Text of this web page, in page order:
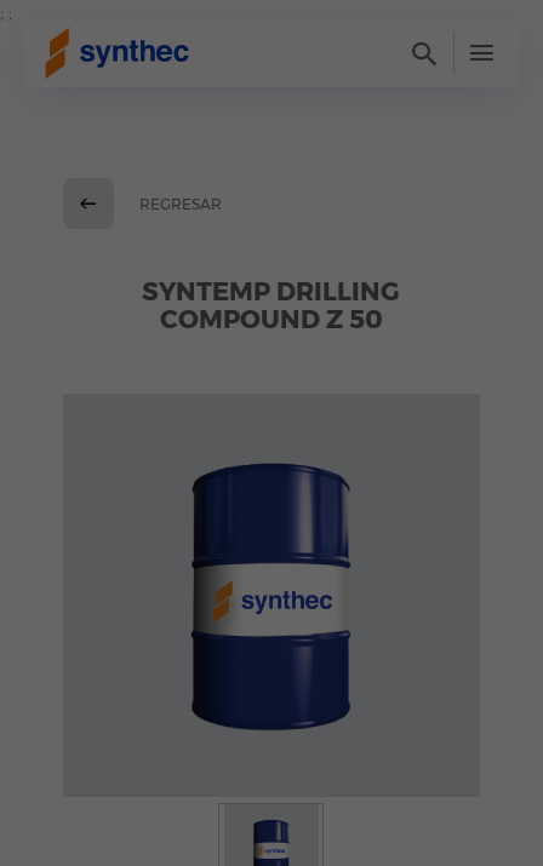
; ;
REGRESAR
SYNTEMP DRILLING
COMPOUND Z 50